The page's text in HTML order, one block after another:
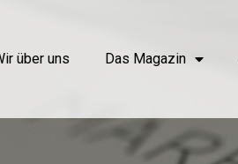
über uns Das Magazin